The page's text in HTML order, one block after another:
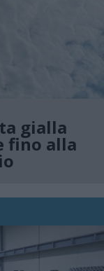
gialla
fino alla